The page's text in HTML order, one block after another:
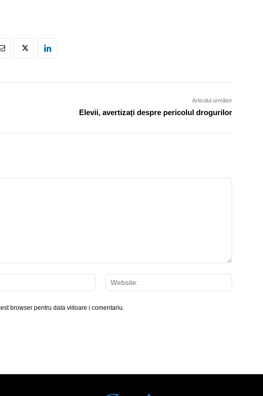
Articolul următor
Elevii, avertizați despre pericolul drogurilor
Email:*
browser pentru data viitoare i comentariu.